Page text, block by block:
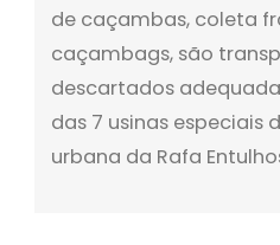
de caçambas, coleta
caçambags, são
descartados
das 7 usinas especiais
urbana da Rafa